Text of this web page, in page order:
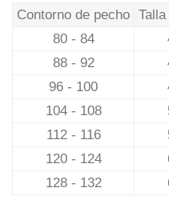
Contorno de pecho
80 - 84
88 - 92
96 - 100
104 - 108
112 - 116
120 - 124
128 - 132